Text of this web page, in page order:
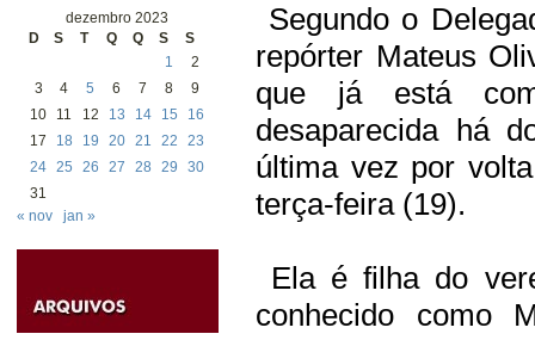
dezembro 2023
D
S T Q Q S
S
1
2
3
4 5 6 7 8
9
10
11 12 13 14 15
16
17
18 19 20 21 22
23
24 25 26 27 28 29
30
31
« nov
jan »
Segundo o
repórter Mateus
que já está
desaparecida há
última vez por
terça-feira (19).
Ela é filha do
conhecido como